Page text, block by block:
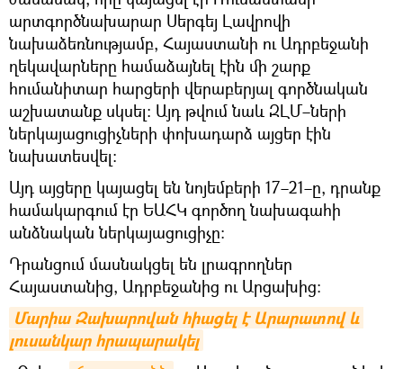
արտգործնախարար Սերգեյ Լավրովի
նախաձեռնությամբ, Հայաստանի ու Ադրբեջանի
ղեկավարները համաձայնել էին մի շարք
հումանիտար հարցերի վերաբերյալ գործնական
աշխատանք սկսել։ Այդ թվում նաև ԶԼՄ–ների
ներկայացուցիչների փոխադարձ այցեր էին
նախատեսվել։
Այդ այցերը կայացել են նոյեմբերի 17–21–ը, դրանք
համակարգում էր ԵԱՀԿ գործող նախագահի
անձնական ներկայացուցիչը։
Դրանցում մասնակցել են լրագրողներ
Հայաստանից, Ադրբեջանից ու Արցախից։
Մարիա Զախարովան հիացել է Արարատով և
լուսանկար հրապարակել